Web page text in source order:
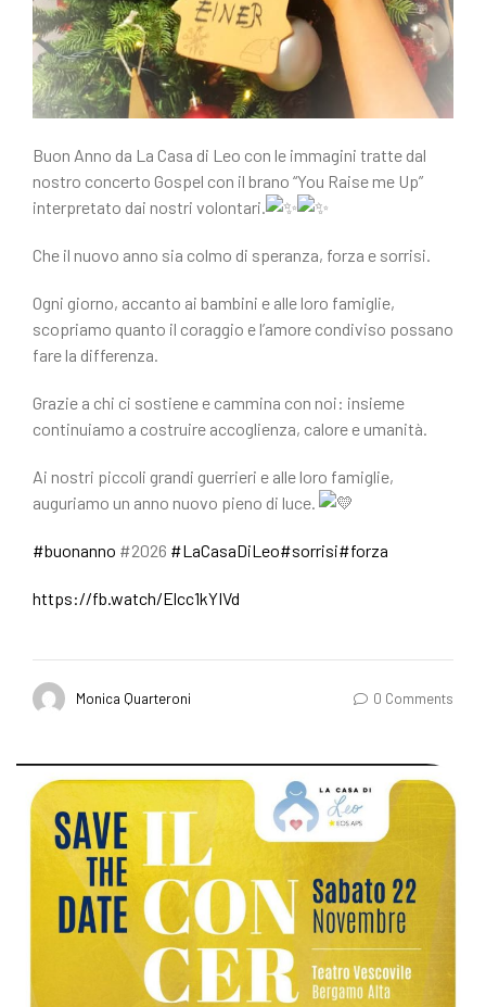
Buon Anno da La Casa di Leo con le immagini tratte dal
nostro concerto Gospel con il brano “You Raise me Up”
interpretato dai nostri volontari.
Che il nuovo anno sia colmo di speranza, forza e sorrisi.
Ogni giorno, accanto ai bambini e alle loro famiglie,
scopriamo quanto il coraggio e l’amore condiviso possano
fare la differenza.
Grazie a chi ci sostiene e cammina con noi: insieme
continuiamo a costruire accoglienza, calore e umanità.
Ai nostri piccoli grandi guerrieri e alle loro famiglie,
auguriamo un anno nuovo pieno di luce.
#buonanno #2026 #LaCasaDiLeo#sorrisi#forza
https://fb.watch/Elcc1kYIVd
Monica Quarteroni 0 Comments